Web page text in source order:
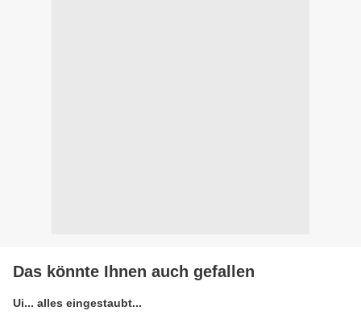
Das könnte Ihnen auch gefallen
Ui... alles eingestaubt...